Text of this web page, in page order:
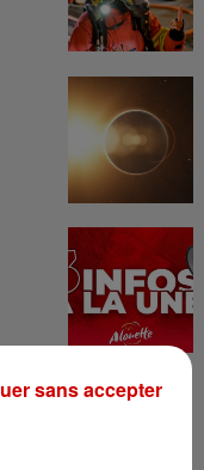
sans accepter